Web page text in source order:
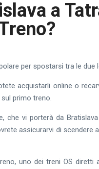
a
per spostarsi tra le due
acquistarli online o
primo treno.
che vi porterà da
assicurarvi di scendere
uno dei treni OS